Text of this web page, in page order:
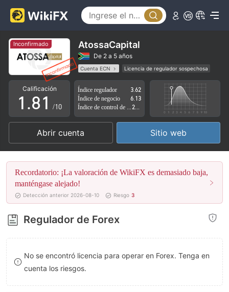
Inconfirmado AtossaCapital
De 2 a 5 años
Cuenta ECN
Licencia de regulador sospechosa
Zona de negocio sospechoso
Riesgo potencial alto
Calificación
0
1
2
3
4
5
6
7
8
9
.
4
5
6
7
8
9
0
1
2
3
4
5
6
7
8
9
/10
Índice regulador
3.62
Índice de negocio
6.13
Abrir cuenta Sitio web
Recordatorio: ¡La valoración de WikiFX es demasiado baja,
manténgase alejado!
Detección anterior 2026-08-10 Riesgo 3
Regulador de Forex
No se encontró licencia para operar en Forex. Tenga en
cuenta los riesgos.